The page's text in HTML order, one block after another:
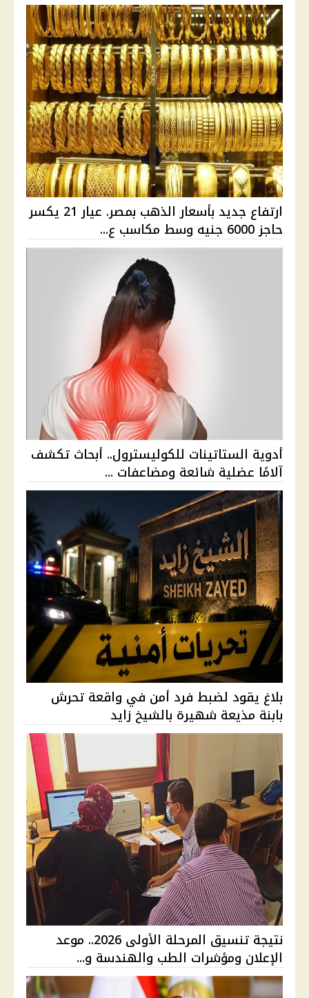
ارتفاع جديد بأسعار الذهب بمصر. عيار 21 يكسر
حاجز 6000 جنيه وسط مكاسب ع...
أدوية الستاتينات للكوليسترول.. أبحاث تكشف
آلامًا عضلية شائعة ومضاعفات ...
بلاغ يقود لضبط فرد أمن في واقعة تحرش
بابنة مذيعة شهيرة بالشيخ زايد
نتيجة تنسيق المرحلة الأولى 2026.. موعد
الإعلان ومؤشرات الطب والهندسة و...